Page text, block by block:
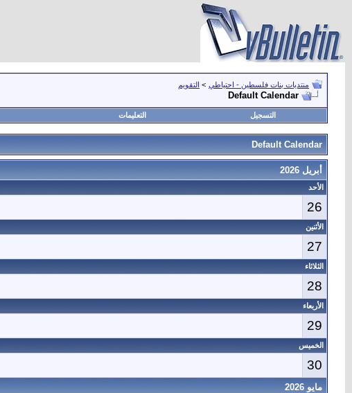
منتديات بنات فلسطين - احتياطي > التقويم
Default Calendar
التسجيل التعليمات
Default Calendar
أبريل 2026
الأحد
26
الأثنين
27
الثلاثاء
28
الأربعاء
29
الخميس
30
مايو 2026